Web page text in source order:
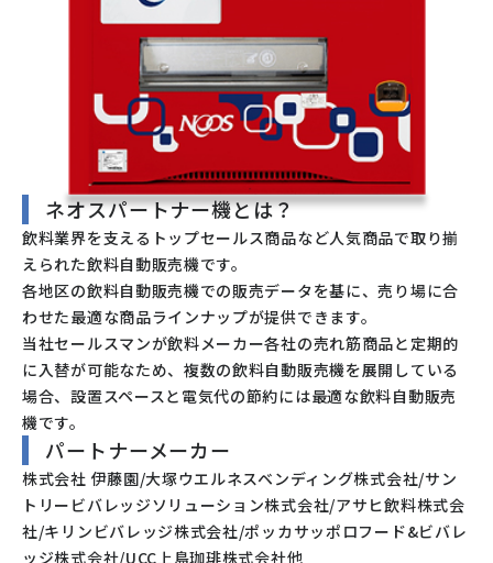
ネオスパートナー機とは？
飲料業界を支えるトップセールス商品など人気商品で取り揃
えられた飲料自動販売機です。
各地区の飲料自動販売機での販売データを基に、売り場に合
わせた最適な商品ラインナップが提供できます。
当社セールスマンが飲料メーカー各社の売れ筋商品と定期的
に入替が可能なため、複数の飲料自動販売機を展開している
場合、設置スペースと電気代の節約には最適な飲料自動販売
機です。
パートナーメーカー
株式会社 伊藤園/大塚ウエルネスベンディング株式会社/サン
トリービバレッジソリューション株式会社/アサヒ飲料株式会
社/キリンビバレッジ株式会社/ポッカサッポロフード&ビバレ
ッジ株式会社/UCC上島珈琲株式会社他